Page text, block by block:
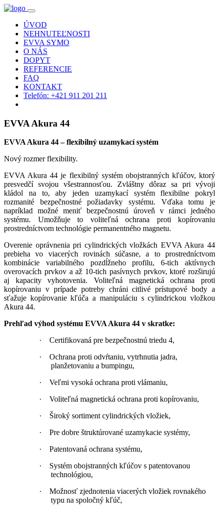
ÚVOD
NEHNUTEĽNOSTI
EVVA SYMO
O NÁS
DOPYT
REFERENCIE
FAQ
KONTAKT
Telefón: +421 911 201 211
EVVA Akura 44
EVVA Akura 44 – flexibilný uzamykací systém
Nový rozmer flexibility.
EVVA Akura 44 je flexibilný systém obojstranných kľúčov, ktorý
presvedčí svojou všestrannosťou. Zvláštny dôraz sa pri vývoji
kládol na to, aby jeden uzamykací systém flexibilne pokryl
rozmanité bezpečnostné požiadavky systému. Vďaka tomu je
napríklad možné meniť bezpečnostnú úroveň v rámci jedného
systému. Umožňuje to voliteľná ochrana proti kopírovaniu
prostredníctvom technológie permanentného magnetu.
Overenie oprávnenia pri cylindrických vložkách EVVA Akura 44
prebieha vo viacerých rovinách súčasne, a to prostredníctvom
kombinácie variabilného pozdĺžneho profilu, 6-tich aktívnych
overovacích prvkov a až 10-tich pasívnych prvkov, ktoré rozširujú
aj kapacity vyhotovenia. Voliteľná magnetická ochrana proti
kopírovaniu v prípade potreby chráni citlivé prístupové body a
sťažuje kopírovanie kľúča a manipuláciu s cylindrickou vložkou
Akura 44.
Prehľad výhod systému EVVA Akura 44 v skratke:
·
Certifikovaná pre bezpečnostnú triedu 4,
·
Ochrana proti odvŕtaniu, vytrhnutia jadra,
planžetovaniu a bumpingu,
·
Veľmi vysoká ochrana proti vlámaniu,
·
Voliteľná magnetická ochrana proti kopírovaniu,
·
Široký sortiment cylindrických vložiek,
·
Pre dobre štruktúrované uzamykacie systémy,
·
Patentovaná ochrana systému,
·
Systém obojstranných kľúčov s patentovanou
technológiou,
·
Možnosť zjednotenia viacerých vložiek rovnakého
typu na spoločný kľúč,